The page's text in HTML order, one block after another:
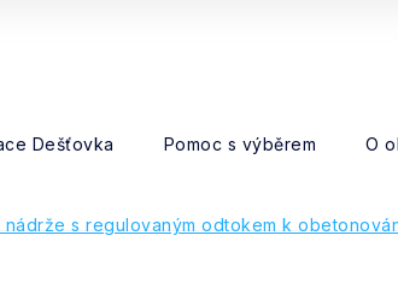
Dešťovka Pomoc s výběrem O
nádrže s regulovaným odtokem k